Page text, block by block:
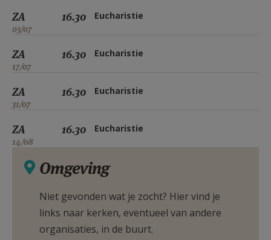
ZA
03/07
16.30 Eucharistie
ZA
17/07
16.30 Eucharistie
ZA
31/07
16.30 Eucharistie
ZA
14/08
16.30 Eucharistie
Omgeving
Niet gevonden wat je zocht? Hier vind je
links naar kerken, eventueel van andere
organisaties, in de buurt.